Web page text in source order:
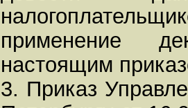
применение
настоящим
3. Приказ